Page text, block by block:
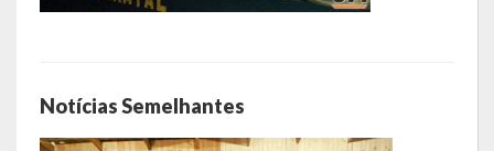
Notícias Semelhantes